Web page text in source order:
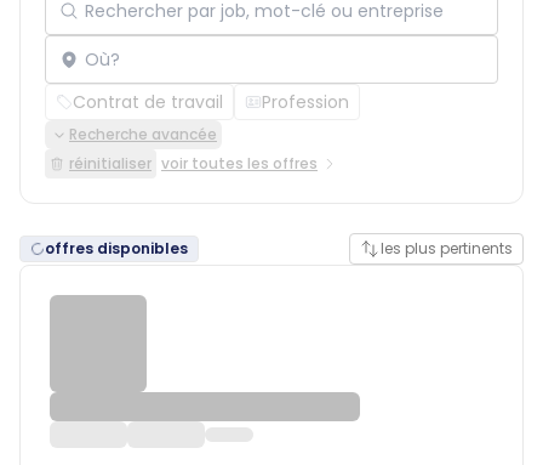
Localisation
Contrat de travail Profession
Recherche avancée
réinitialiser voir toutes les offres
offres disponibles les plus pertinents